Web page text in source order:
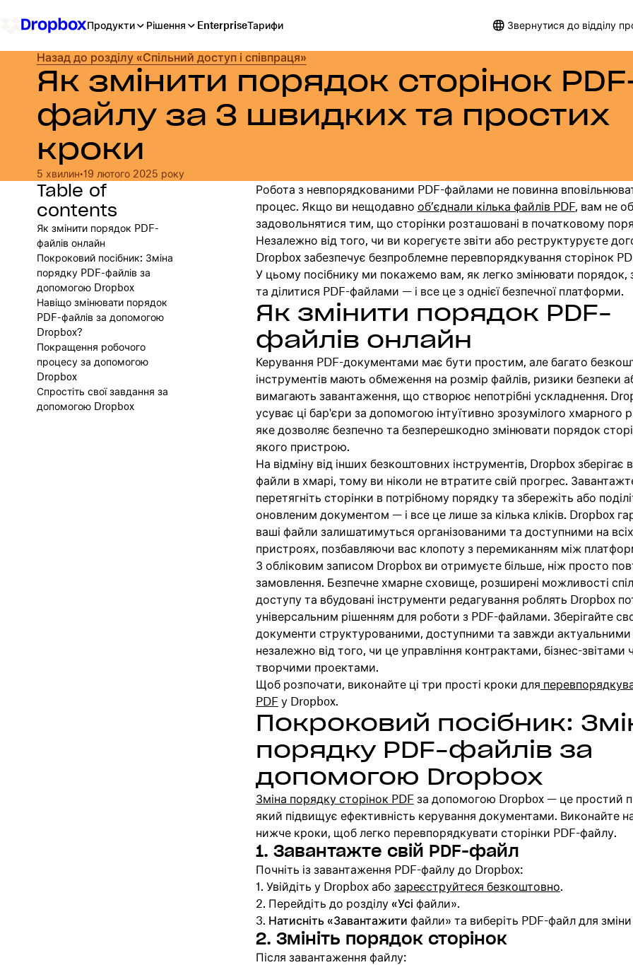
Продукти Рішення EnterpriseТарифи Звернутися до відділу
Назад до розділу «Спільний доступ і співпраця»
Як змінити порядок сторінок
файлу за 3 швидких та простих
кроки
5 хвилин•19 лютого 2025 року
Table of
contents
Як змінити порядок PDF-
файлів онлайн
Покроковий посібник: Зміна
порядку PDF-файлів за
допомогою Dropbox
Навіщо змінювати порядок
PDF-файлів за допомогою
Dropbox?
Покращення робочого
процесу за допомогою
Dropbox
Спростіть свої завдання за
допомогою Dropbox
Робота з невпорядкованими PDF-файлами не повинна
процес. Якщо ви нещодавно об’єднали кілька файлів PDF, вам не
задовольнятися тим, що сторінки розташовані в початковому
Незалежно від того, чи ви корегуєте звіти або реструктуруєте
Dropbox забезпечує безпроблемне перевпорядкування сторінок
У цьому посібнику ми покажемо вам, як легко змінювати порядок,
та ділитися PDF-файлами — і все це з однієї безпечної платформи.
Як змінити порядок PDF-
файлів онлайн
Керування PDF-документами має бути простим, але багато
інструментів мають обмеження на розмір файлів, ризики безпеки
вимагають завантаження, що створює непотрібні ускладнення.
усуває ці бар'єри за допомогою інтуїтивно зрозумілого хмарного
яке дозволяє безпечно та безперешкодно змінювати порядок
якого пристрою.
На відміну від інших безкоштовних інструментів, Dropbox зберігає
файли в хмарі, тому ви ніколи не втратите свій прогрес.
перетягніть сторінки в потрібному порядку та збережіть або
оновленим документом — і все це лише за кілька кліків. Dropbox
ваші файли залишатимуться організованими та доступними на всіх
пристроях, позбавляючи вас клопоту з перемиканням між
З обліковим записом Dropbox ви отримуєте більше, ніж просто
замовлення. Безпечне хмарне сховище, розширені можливості
доступу та вбудовані інструменти редагування роблять Dropbox
універсальним рішенням для роботи з PDF-файлами. Зберігайте
документи структурованими, доступними та завжди
незалежно від того, чи це управління контрактами, бізнес-звітами
творчими проектами.
Щоб розпочати, виконайте ці три прості кроки для
PDF у Dropbox.
Покроковий посібник:
порядку PDF-файлів за
допомогою Dropbox
Зміна порядку сторінок PDF за допомогою Dropbox — це простий
який підвищує ефективність керування документами. Виконайте
нижче кроки, щоб легко перевпорядкувати сторінки PDF-файлу.
1. Завантажте свій PDF-файл
Почніть із завантаження PDF-файлу до Dropbox:
Увійдіть у Dropbox або зареєструйтеся безкоштовно.
Перейдіть до розділу «Усі файли».
Натисніть «Завантажити файли» та виберіть PDF-файл для
2. Змініть порядок сторінок
Після завантаження файлу: